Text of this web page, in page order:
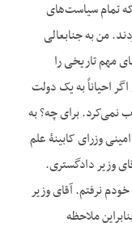
که تمام سیاست‌های
من به جنابعالی
مهم تاریخی را
احیاناً به یک دولت
نمی‌کرد. برای چه؟ به
وزرای کابینۀ علم
وزیر دادگستری.
نرفتم. آقای وزیر
ملاحظه